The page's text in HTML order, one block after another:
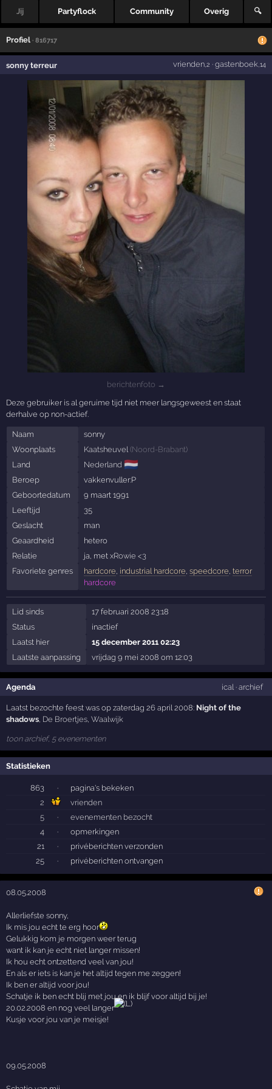
Jij Partyflock Community Overig 🔍
Profiel · 816717
sonny terreur vrienden,2 · gastenboek,14
berichtenfoto →
Deze gebruiker is al geruime tijd niet meer langsgeweest en staat
derhalve op non-actief.
Naam
sonny
Woonplaats
Kaatsheuvel (Noord-Brabant)
Land
Nederland 🇳🇱
Beroep
vakkenvuller:P
Geboortedatum
9 maart 1991
Leeftijd
35
Geslacht
man
Geaardheid
hetero
Relatie
ja, met xRowie <3
Favoriete genres
hardcore industrial hardcore speedcore terror
hardcore
Lid sinds
17 februari 2008 23:18
Status
inactief
Laatst hier
15 december 2011 02:23
Laatste aanpassing
vrijdag 9 mei 2008 om 12:03
Agenda ical· archief
Laatst bezochte feest was op zaterdag 26 april 2008: Night of the
shadows, De Broertjes,Waalwijk
toon archief, 5 evenementen
Statistieken
863 ·
pagina's bekeken
2
vrienden
5
·
evenementen bezocht
4
·
opmerkingen
21
·
privéberichten verzonden
25
· privéberichten ontvangen
08.05.2008
Allerliefste sonny,
Ik mis jou echt te erg hoor
Gelukkig kom je morgen weer terug
want ik kan je echt niet langer missen!
Ik hou echt ontzettend veel van jou!
En als er iets is kan je het altijd tegen me zeggen!
Ik ben er altijd voor jou!
Schatje ik ben echt blij met jou en ik blijf voor altijd bij je!
20.02.2008 en nog veel langer
Kusje voor jou van je meisje!
09.05.2008